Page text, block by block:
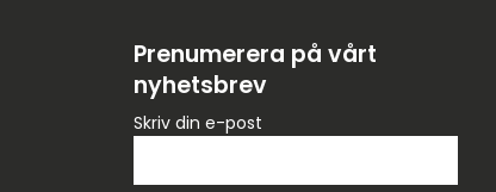
Prenumerera på vårt
nyhetsbrev
Skriv din e-post